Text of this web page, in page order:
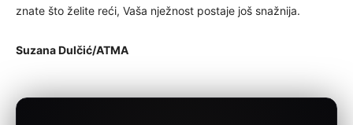
znate što želite reći, Vaša nježnost postaje još snažnija.
Suzana Dulčić/ATMA